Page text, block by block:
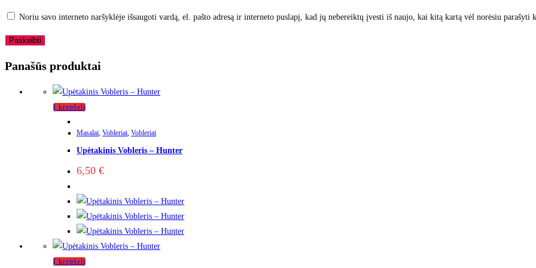
Noriu savo interneto naršyklėje išsaugoti vardą, el. pašto adresą ir interneto puslapį, kad jų nebereiktų įvesti iš naujo, kai kitą kartą vėl norėsiu parašyti
Panašūs produktai
Į krepšelį
Masalai, Vobleriai, Vobleriai
Upėtakinis Vobleris – Hunter
6,50 €
Į krepšelį